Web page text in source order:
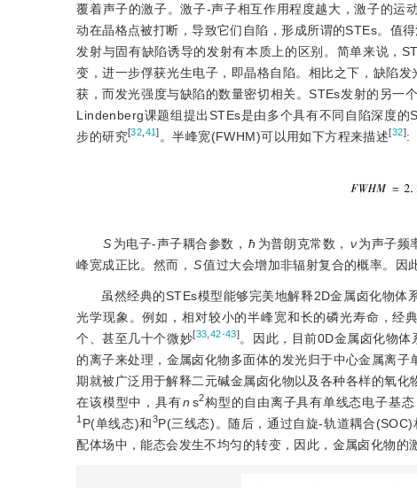
覆着声子的激子。激子-声子相互作用程度越大，激子的运
动在晶格点被打断，导致它们自陷，形成所谓的STEs。值
发射与固有缺陷诱导的发射有本质上的区别。简单来说，
变，进一步俘获光生电子，即晶格自陷。相比之下，缺陷
获，而发光强度与缺陷的数量密切相关。STEs发射的另一
Lindenberg课题组提出STEs是由多个具有不同自陷深度的
步的研究[32 41] 。半峰宽(FWHM)可以用如下方程来描述[32]:
S 为电子-声子耦合参数， ћ 为普朗克常数， ν为声子频
峰宽成正比。然而， S值过大会增加非辐射复合的概率。因
虽然经典的STEs模型能够完美地解释2D金属卤化物体
光学现象。例如，相对较小的半峰宽和长的磷光寿命，经
个、甚至几十个微妙[33,42-43]。因此，目前0D金属卤化物
的离子来处理，金属卤化物多面体的发光归于中心金属离
期就被广泛用于解释二元碱金属卤化物以及各种各样的氧化
在该模型中，具有n s2构型的自由离子具有单线态电子基
1P(单线态)和3P(三线态)。随后，通过自旋-轨道耦合(SOC)
配体场中，能态会发生不均匀的转变，因此，金属卤化物的